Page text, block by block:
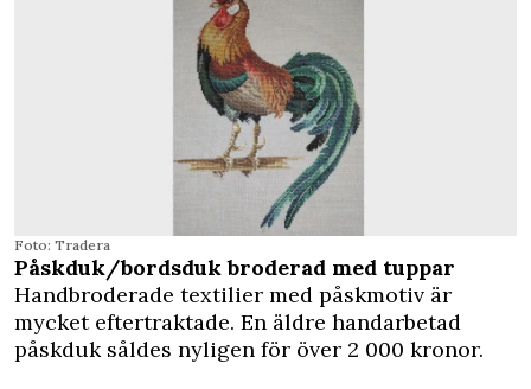
Foto: Tradera
Påskduk/bordsduk broderad med tuppar
Handbroderade textilier med påskmotiv är
mycket eftertraktade. En äldre handarbetad
påskduk såldes nyligen för över 2 000 kronor.